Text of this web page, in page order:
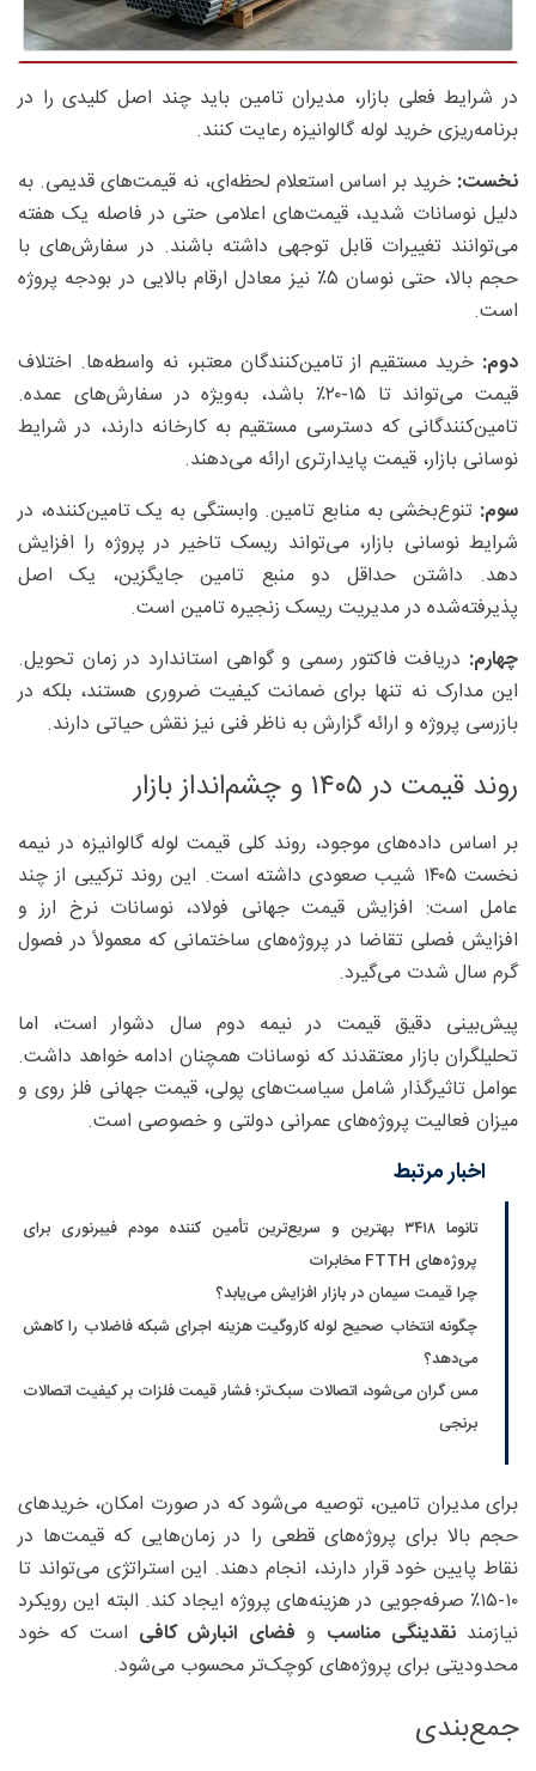
در شرایط فعلی بازار، مدیران تامین باید چند اصل کلیدی را در
برنامه‌ریزی خرید لوله گالوانیزه رعایت کنند.
نخست: خرید بر اساس استعلام لحظه‌ای، نه قیمت‌های قدیمی. به
دلیل نوسانات شدید، قیمت‌های اعلامی حتی در فاصله یک هفته
می‌توانند تغییرات قابل توجهی داشته باشند. در سفارش‌های با
حجم بالا، حتی نوسان ۵٪ نیز معادل ارقام بالایی در بودجه پروژه
است.
دوم: خرید مستقیم از تامین‌کنندگان معتبر، نه واسطه‌ها. اختلاف
قیمت می‌تواند تا ۱۵-۲۰٪ باشد، به‌ویژه در سفارش‌های عمده.
تامین‌کنندگانی که دسترسی مستقیم به کارخانه دارند، در شرایط
نوسانی بازار، قیمت پایدارتری ارائه می‌دهند.
سوم: تنوع‌بخشی به منابع تامین. وابستگی به یک تامین‌کننده، در
شرایط نوسانی بازار، می‌تواند ریسک تاخیر در پروژه را افزایش
دهد. داشتن حداقل دو منبع تامین جایگزین، یک اصل
پذیرفته‌شده در مدیریت ریسک زنجیره تامین است.
چهارم: دریافت فاکتور رسمی و گواهی استاندارد در زمان تحویل.
این مدارک نه تنها برای ضمانت کیفیت ضروری هستند، بلکه در
بازرسی پروژه و ارائه گزارش به ناظر فنی نیز نقش حیاتی دارند.
روند قیمت در ۱۴۰۵ و چشم‌انداز بازار
بر اساس داده‌های موجود، روند کلی قیمت لوله گالوانیزه در نیمه
نخست ۱۴۰۵ شیب صعودی داشته است. این روند ترکیبی از چند
عامل است: افزایش قیمت جهانی فولاد، نوسانات نرخ ارز و
افزایش فصلی تقاضا در پروژه‌های ساختمانی که معمولاً در فصول
گرم سال شدت می‌گیرد.
پیش‌بینی دقیق قیمت در نیمه دوم سال دشوار است، اما
تحلیلگران بازار معتقدند که نوسانات همچنان ادامه خواهد داشت.
عوامل تاثیرگذار شامل سیاست‌های پولی، قیمت جهانی فلز روی و
میزان فعالیت پروژه‌های عمرانی دولتی و خصوصی است.
اخبار مرتبط
تانوما ۳۴۱۸ بهترین و سریع‌ترین تأمین کننده مودم فیبرنوری برای
پروژه‌های FTTH مخابرات
چرا قیمت سیمان در بازار افزایش می‌یابد؟
چگونه انتخاب صحیح لوله کاروگیت هزینه اجرای شبکه فاضلاب را کاهش
می‌دهد؟
مس گران می‌شود، اتصالات سبک‌تر؛ فشار قیمت فلزات بر کیفیت اتصالات
برنجی
برای مدیران تامین، توصیه می‌شود که در صورت امکان، خریدهای
حجم بالا برای پروژه‌های قطعی را در زمان‌هایی که قیمت‌ها در
نقاط پایین خود قرار دارند، انجام دهند. این استراتژی می‌تواند تا
۱۰-۱۵٪ صرفه‌جویی در هزینه‌های پروژه ایجاد کند. البته این رویکرد
نیازمندنقدینگی مناسب و فضای انبارش کافی است که خود
محدودیتی برای پروژه‌های کوچک‌تر محسوب می‌شود.
جمع‌بندی